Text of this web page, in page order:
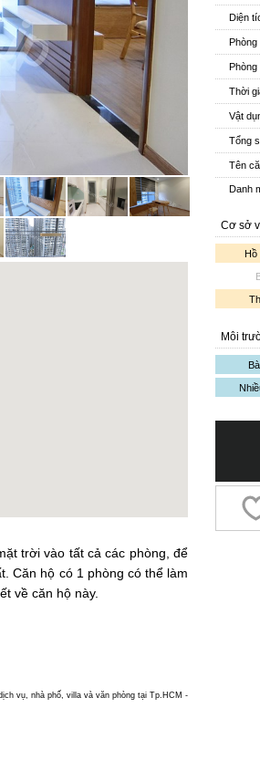
trời vào tất cả các phòng, để
Căn hộ có 1 phòng có thể làm
về căn hộ này.
vụ, nhà phố, villa và văn phòng tại Tp.HCM -
Diện
Phòng
Phòng
Thời
Vật
Tổng
Tên
Danh
Cơ sở
Hồ
Môi